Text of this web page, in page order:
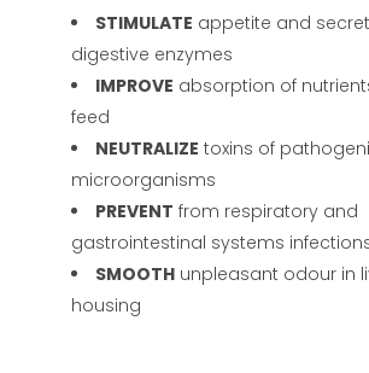
STIMULATE appetite and
digestive enzymes
IMPROVE absorption of
feed
NEUTRALIZE toxins of
microorganisms
PREVENT from respiratory and
gastrointestinal systems
SMOOTHunpleasant odour in
housing